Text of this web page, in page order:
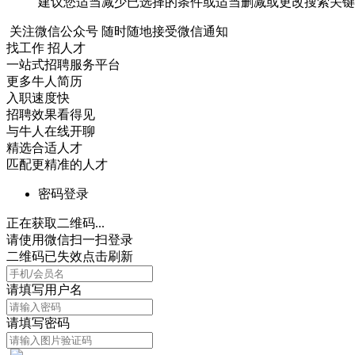
关注微信公众号 随时随地接受微信通知
找工作 招人才
一站式招聘服务平台
更多牛人简历
入职速度快
招聘效果看得见
与牛人在线开聊
精选合适人才
匹配更精准的人才
密码登录
正在获取二维码...
请使用微信扫一扫登录
二维码已失效点击刷新
请填写用户名
请填写密码